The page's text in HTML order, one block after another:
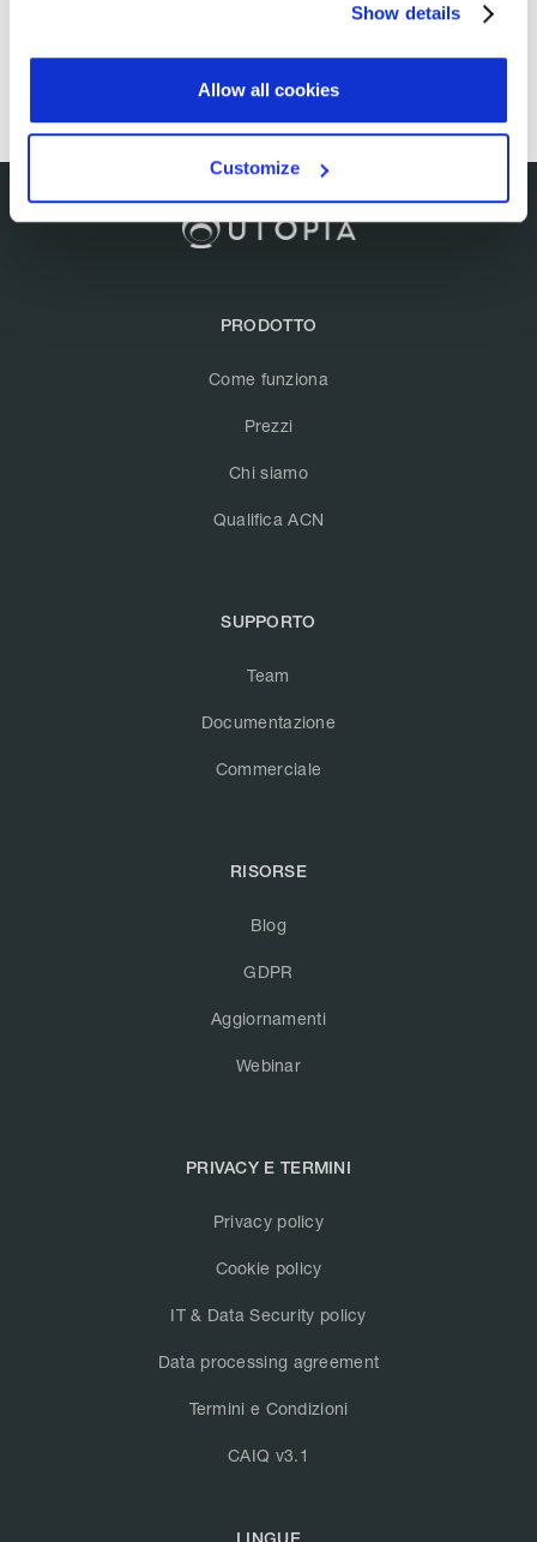
Show details
Allow all cookies
Customize
PRODOTTO
Come funziona
Prezzi
Chi siamo
Qualifica ACN
SUPPORTO
Team
Documentazione
Commerciale
RISORSE
Blog
GDPR
Aggiornamenti
Webinar
PRIVACY E TERMINI
Privacy policy
Cookie policy
IT & Data Security policy
Data processing agreement
Termini e Condizioni
CAIQ v3.1